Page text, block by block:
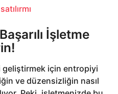
İşletme
geliştirmek için entropiyi
ve düzensizliğin nasıl